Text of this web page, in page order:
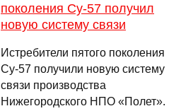
поколения Су-57 получил
новую систему связи
Истребители пятого поколения
Су-57 получили новую систему
связи производства
Нижегородского НПО «Полет».